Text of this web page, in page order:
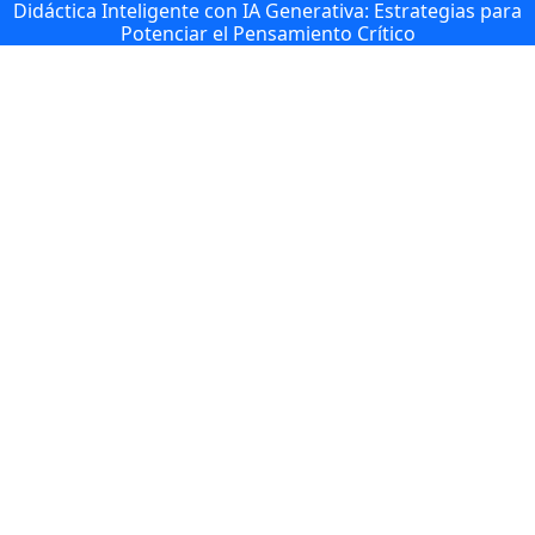
Didáctica Inteligente con IA Generativa: Estrategias para
Potenciar el Pensamiento Crítico